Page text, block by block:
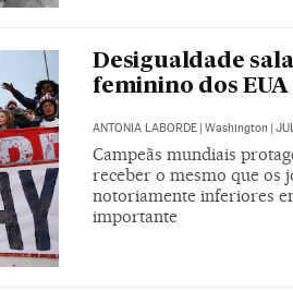
Desigualdade
feminino dos EUA
ANTONIA LABORDE | Washington |
Campeãs mundiais
receber o mesmo que os
notoriamente inferiores
importante